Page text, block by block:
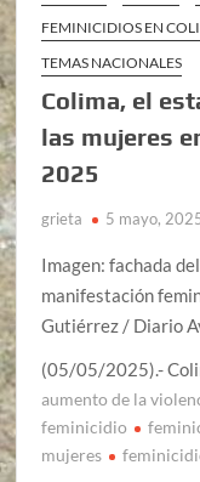
FEMINICIDIOS EN
TEMAS NACIONALES
Colima, el
las mujeres
2025
grieta 5 mayo,
Imagen: fachada
manifestación
Gutiérrez / Diario
(05/05/2025).-
aumento de la
feminicidio
mujeres